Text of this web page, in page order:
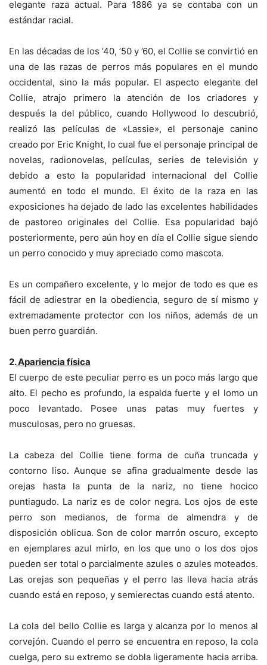
elegante raza actual. Para 1886 ya se contaba con un
estándar racial.
En las décadas de los ’40, ’50 y ’60, el Collie se convirtió en
una de las razas de perros más populares en el mundo
occidental, sino la más popular. El aspecto elegante del
Collie, atrajo primero la atención de los criadores y
después la del público, cuando Hollywood lo descubrió,
realizó las películas de «Lassie», el personaje canino
creado por Eric Knight, lo cual fue el personaje principal de
novelas, radionovelas, películas, series de televisión y
debido a esto la popularidad internacional del Collie
aumentó en todo el mundo. El éxito de la raza en las
exposiciones ha dejado de lado las excelentes habilidades
de pastoreo originales del Collie. Esa popularidad bajó
posteriormente, pero aún hoy en día el Collie sigue siendo
un perro conocido y muy apreciado como mascota.
Es un compañero excelente, y lo mejor de todo es que es
fácil de adiestrar en la obediencia, seguro de sí mismo y
extremadamente protector con los niños, además de un
buen perro guardián.
2.Apariencia física
El cuerpo de este peculiar perro es un poco más largo que
alto. El pecho es profundo, la espalda fuerte y el lomo un
poco levantado. Posee unas patas muy fuertes y
musculosas, pero no gruesas.
La cabeza del Collie tiene forma de cuña truncada y
contorno liso. Aunque se afina gradualmente desde las
orejas hasta la punta de la nariz, no tiene hocico
puntiagudo. La nariz es de color negra. Los ojos de este
perro son medianos, de forma de almendra y de
disposición oblicua. Son de color marrón oscuro, excepto
en ejemplares azul mirlo, en los que uno o los dos ojos
pueden ser total o parcialmente azules o azules moteados.
Las orejas son pequeñas y el perro las lleva hacia atrás
cuando está en reposo, y semierectas cuando está atento.
La cola del bello Collie es larga y alcanza por lo menos al
corvejón. Cuando el perro se encuentra en reposo, la cola
cuelga, pero su extremo se dobla ligeramente hacia arriba.